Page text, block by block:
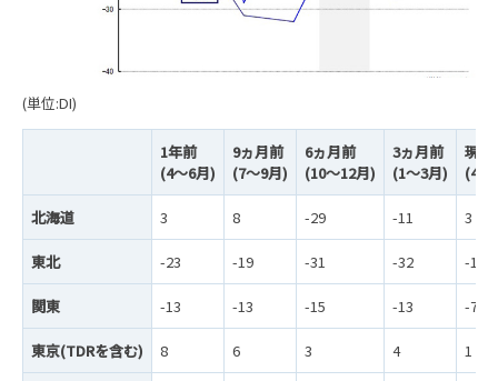
(単位:DI)
1年前
(4～6月)
9ヵ月前
(7～9月)
6ヵ月前
(10～12月)
3ヵ月前
(1～3月)
現況
(4～
北海道 3 8 -29 -11 3
東北 -23 -19 -31 -32 -16
関東 -13 -13 -15 -13 -7
東京(TDRを含む) 8 6 3 4 1